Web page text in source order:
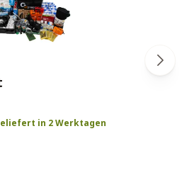
in 2 Werktagen